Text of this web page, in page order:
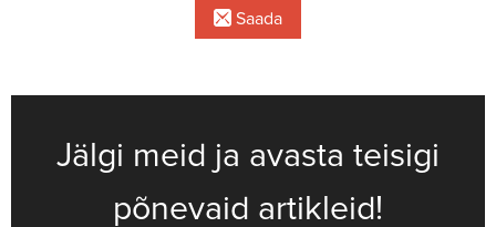
Saada
Jälgi meid ja avasta teisigi
põnevaid artikleid!